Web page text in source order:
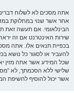
אתה מסכים לא לשלוח דברים
אחר אשר שנוי במחלוקת
הבינלאומי. אם תעשה זאת
בכפיית תנאים אלו. אתה
להעביר או לסגור כל נושא
שכל המידע אשר אתה מזין
אשר יכול להוסיף לחשיפת